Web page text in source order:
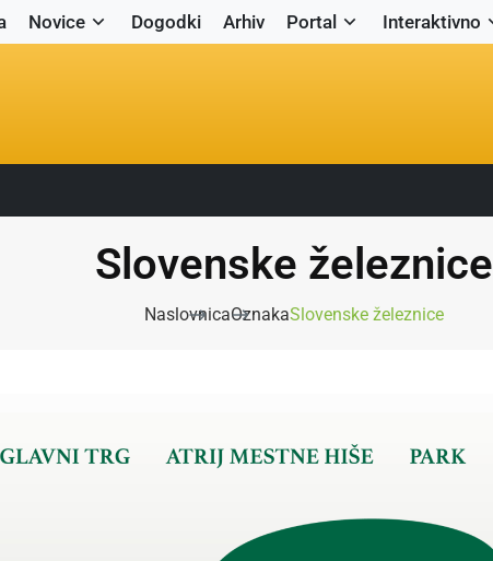
Novice Dogodki Arhiv Portal Interaktivno
Slovenske železnice
NaslovnicaOznakaSlovenske železnice